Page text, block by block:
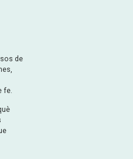
de
fe.